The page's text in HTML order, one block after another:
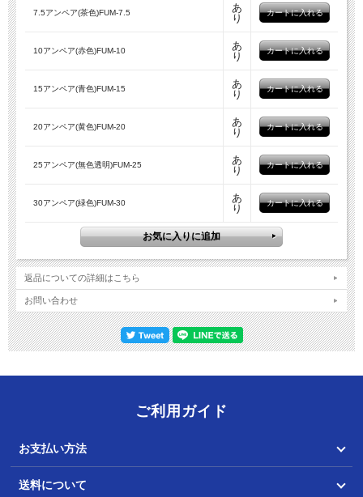
7.5アンペア(茶色)FUM-7.5
あ
り
10アンペア(赤色)FUM-10
あ
り
15アンペア(青色)FUM-15
あ
り
20アンペア(黄色)FUM-20
あ
り
25アンペア(無色透明)FUM-25
あ
り
30アンペア(緑色)FUM-30
あ
り
返品についての詳細はこちら
お問い合わせ
ご利用ガイド
お支払い方法
送料について